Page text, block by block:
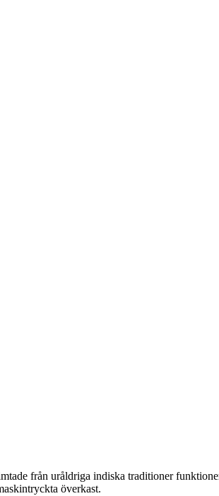
från uråldriga indiska traditioner
överkast.